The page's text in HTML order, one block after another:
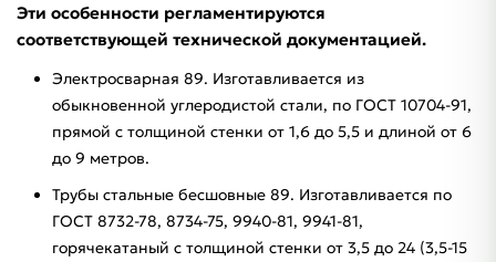
Эти особенности регламентируются
соответствующей технической документацией.
Электросварная 89. Изготавливается из
обыкновенной углеродистой стали, по ГОСТ 10704-91,
прямой с толщиной стенки от 1,6 до 5,5 и длиной от 6
до 9 метров.
Трубы стальные бесшовные 89. Изготавливается по
ГОСТ 8732-78, 8734-75, 9940-81, 9941-81,
горячекатаный с толщиной стенки от 3,5 до 24 (3,5-15